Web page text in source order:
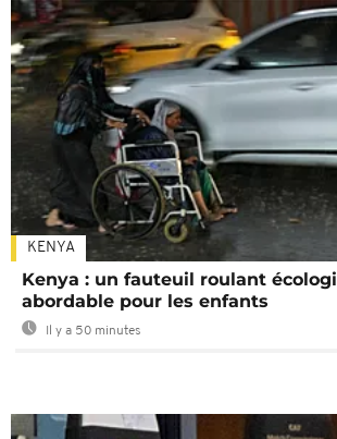
KENYA
Kenya : un fauteuil roulant
abordable pour les enfants
Il y a 50 minutes